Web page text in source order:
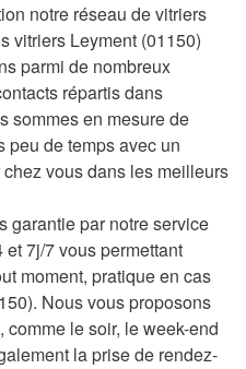
notre réseau de vitriers
vitriers Leyment (01150)
parmi de nombreux
répartis dans
sommes en mesure de
peu de temps avec un
vous dans les meilleurs
garantie par notre service
7j/7 vous permettant
moment, pratique en cas
Nous vous proposons
le soir, le week-end
la prise de rendez-